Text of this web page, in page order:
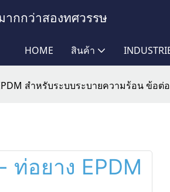
กกว่าสองทศวรรษ
HOME สินค้า
สำหรับระบบระบายความร้อน ข้อ